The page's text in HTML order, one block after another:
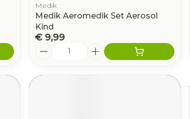
Medik
Medik Aeromedik Set Aerosol
Kind
€ 9,99